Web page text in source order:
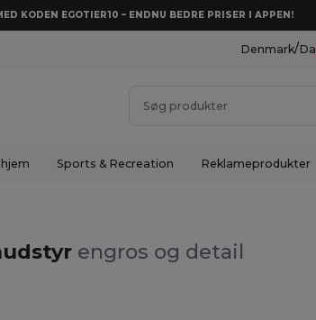
KODEN EGOTIER10 – ENDNU BEDRE PRISER I APPEN!
Denmark/Da
Sports & Recreation Reklameprodukter
engros og detail